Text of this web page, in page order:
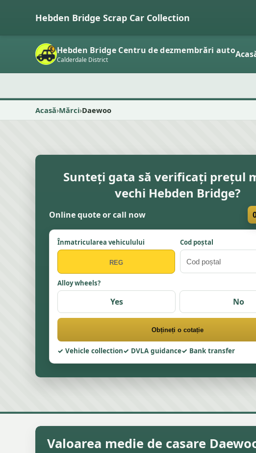
Hebden Bridge Scrap Car Collection
Hebden Bridge Centru de dezmembrări auto
Calderdale District
Acasă Mărci Daewoo
Sunteți gata să verificați prețul
vechi Hebden Bridge?
Online quote or call now
Înmatricularea vehiculului Cod poștal
Alloy wheels?
Yes No
Obțineți o cotație
Vehicle collection DVLA guidance Bank transfer
Valoarea medie de casare